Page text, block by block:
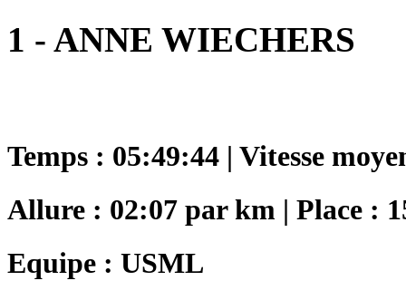
1 - ANNE WIECHERS
Temps : 05:49:44 | Vitesse
Allure : 02:07 par km | Place :
Equipe : USML